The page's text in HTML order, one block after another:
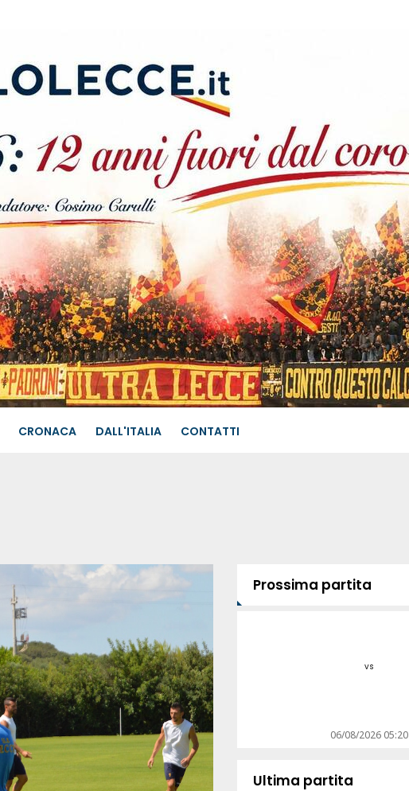
CRONACA DALL'ITALIA CONTATTI
Prossima partita
vs
06/08/2026 05:20
Ultima partita